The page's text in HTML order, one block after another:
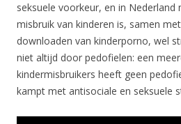
seksuele voorkeur, en in Nederland
misbruik van kinderen is, samen
downloaden van kinderporno, wel
niet altijd door pedofielen: een
kindermisbruikers heeft geen
kampt met antisociale en seksuele